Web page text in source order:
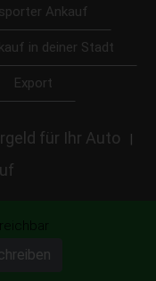
Ankauf
in deiner Stadt
Export
für Ihr Auto |